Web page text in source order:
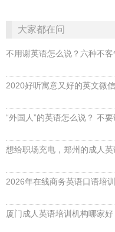
大家都在问
不用谢英语怎么说？六种不客
2020好听寓意又好的英文微
“外国人”的英语怎么说？ 不要
厦门成人英语培训机构哪家好